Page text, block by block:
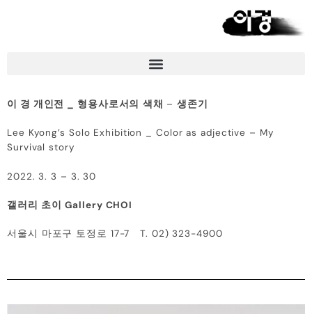
이 경 개인전 _ 형용사로서의 색채 – 생존기
Lee Kyong’s Solo Exhibition _ Color as adjective – My
Survival story
2022. 3. 3 – 3. 30
갤러리 초이 Gallery CHOI
서울시 마포구 토정로 17-7 T. 02) 323-4900